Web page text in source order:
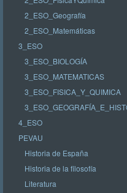
2_ESO_Geografía
2_ESO_Matemáticas
3_ESO
3_ESO_BIOLOGÍA
3_ESO_MATEMATICAS
3_ESO_FISICA_Y_QUIMICA
4_ESO
PEVAU
Historia de España
Historia de la filosofía
Literatura